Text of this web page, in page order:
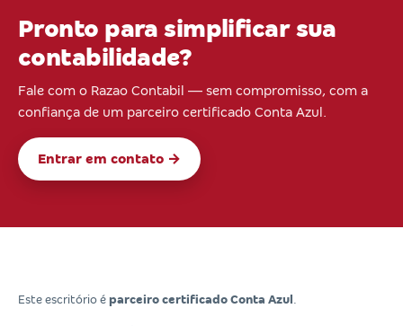
Pronto para simplificar sua
contabilidade?
Fale com o Razao Contabil — sem compromisso, com a
confiança de um parceiro certificado Conta Azul.
Entrar em contato →
Este escritório é parceiro certificado Conta Azul